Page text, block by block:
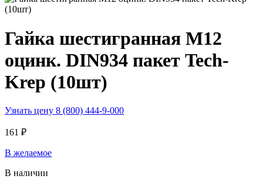
Гайка шестигранная М12
оцинк. DIN934 пакет Tech-
Krep (10шт)
Узнать цену 8 (800) 444-9-000
161 ₽
В желаемое
В наличии